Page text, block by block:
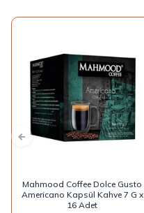
Mahmood Coffee Dolce Gusto
Americano Kapsül Kahve 7 G x
16 Adet